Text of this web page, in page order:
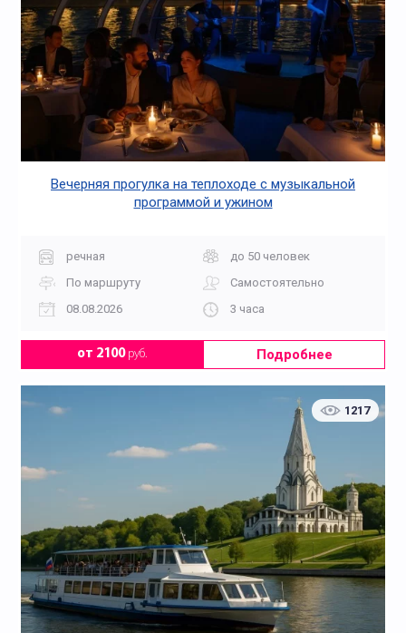
Вечерняя прогулка на теплоходе с музыкальной
программой и ужином
речная
до 50 человек
По маршруту
Самостоятельно
08.08.2026
3 часа
от 2100руб. Подробнее
1217